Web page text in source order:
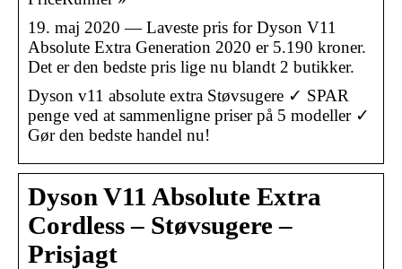
19. maj 2020 — Laveste pris for Dyson V11
Absolute Extra Generation 2020 er 5.190 kroner.
Det er den bedste pris lige nu blandt 2 butikker.
Dyson v11 absolute extra Støvsugere ✓ SPAR
penge ved at sammenligne priser på 5 modeller ✓
Gør den bedste handel nu!
Dyson V11 Absolute Extra
Cordless – Støvsugere –
Prisjagt